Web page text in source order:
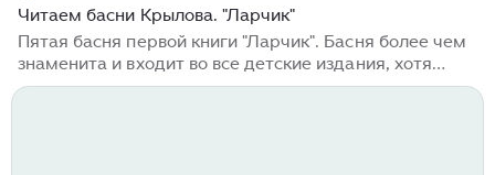
Читаем басни Крылова. "Ларчик"
Пятая басня первой книги "Ларчик". Басня более чем
знаменита и входит во все детские издания, хотя
написана она, как и все басни Крылова, для взрослых.